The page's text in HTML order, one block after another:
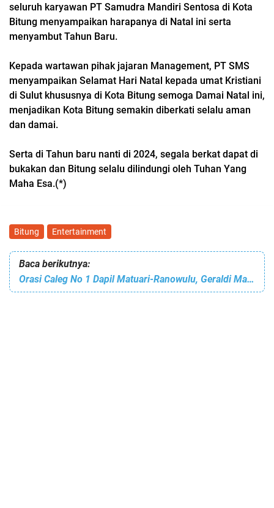
seluruh karyawan PT Samudra Mandiri Sentosa di Kota
Bitung menyampaikan harapanya di Natal ini serta
menyambut Tahun Baru.
Kepada wartawan pihak jajaran Management, PT SMS
menyampaikan Selamat Hari Natal kepada umat Kristiani
di Sulut khususnya di Kota Bitung semoga Damai Natal ini,
menjadikan Kota Bitung semakin diberkati selalu aman
dan damai.
Serta di Tahun baru nanti di 2024, segala berkat dapat di
bukakan dan Bitung selalu dilindungi oleh Tuhan Yang
Maha Esa.(*)
Bitung Entertainment
Baca berikutnya:
Orasi Caleg No 1 Dapil Matuari-Ranowulu, Geraldi Mantiri Tampil Memukau di Kampanye Terbatas